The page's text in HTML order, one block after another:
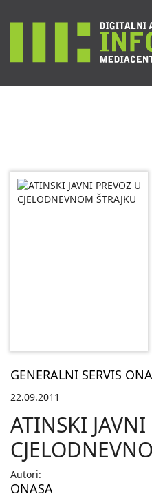
GENERALNI SERVIS
22.09.2011
ATINSKI JAVNI
Autori:
ONASA